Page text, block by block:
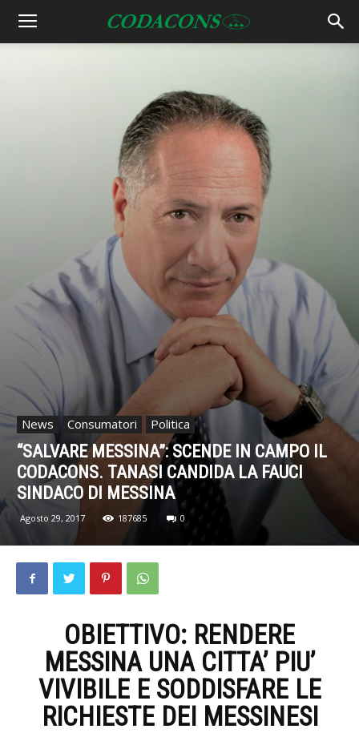
News Consumatori Politica
“SALVARE MESSINA”: SCENDE IN CAMPO IL
CODACONS. TANASI CANDIDA LA FAUCI
SINDACO DI MESSINA
Agosto 29, 2017 187685 0
OBIETTIVO: RENDERE
MESSINA UNA CITTA’ PIU’
VIVIBILE E SODDISFARE LE
RICHIESTE DEI MESSINESI